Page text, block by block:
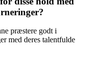
præstere godt i
med deres talentfulde